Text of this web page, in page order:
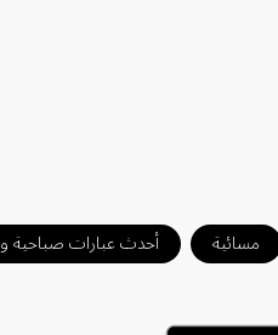
مسائية أحدث عبارات صباحية